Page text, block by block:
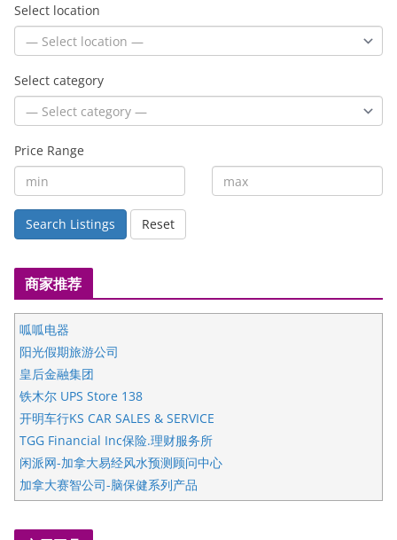
Select location
Select category
Price Range
Search Listings Reset
商家推荐
呱呱电器
阳光假期旅游公司
皇后金融集团
铁木尔 UPS Store 138
开明车行KS CAR SALES & SERVICE
TGG Financial Inc保险.理财服务所
闲派网-加拿大易经风水预测顾问中心
加拿大赛智公司-脑保健系列产品
国际注册执业营养师公会